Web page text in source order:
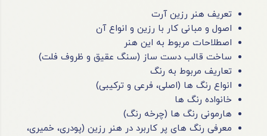
تعریف هنر رزین آرت
اصول و مبانی کار با رزین و انواع آن
اصطلاحات مربوط به این هنر
ساخت قالب دست ساز (سنگ عقیق و ظروف فلت)
تعاریف مربوط به رنگ
انواع رنگ ها (اصلی، فرعی و ترکیبی)
خانواده رنگ ها
هارمونی رنگ ها (چرخه رنگ)
معرفی رنگ های پر کاربرد در هنر رزین (پودری، خمیری،